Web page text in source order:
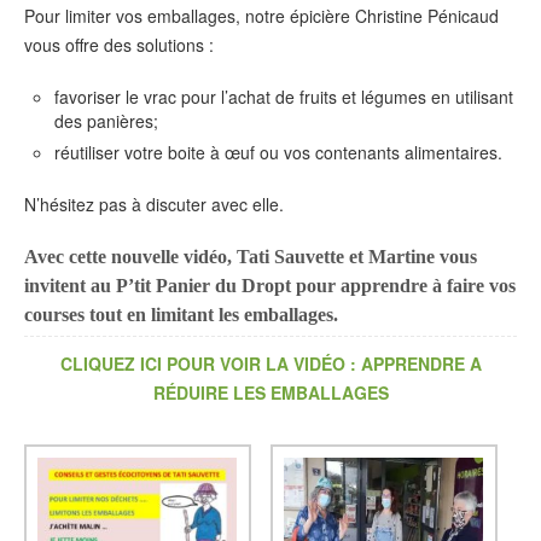
Pour limiter vos emballages, notre épicière Christine Pénicaud
vous offre des solutions :
favoriser le vrac pour l’achat de fruits et légumes en utilisant
des panières;
réutiliser votre boite à œuf ou vos contenants alimentaires.
N’hésitez pas à discuter avec elle.
Avec cette nouvelle vidéo, Tati Sauvette et Martine vous
invitent au P’tit Panier du Dropt pour apprendre à faire vos
courses tout en limitant les emballages.
CLIQUEZ ICI POUR VOIR LA VIDÉO : APPRENDRE A
RÉDUIRE LES EMBALLAGES